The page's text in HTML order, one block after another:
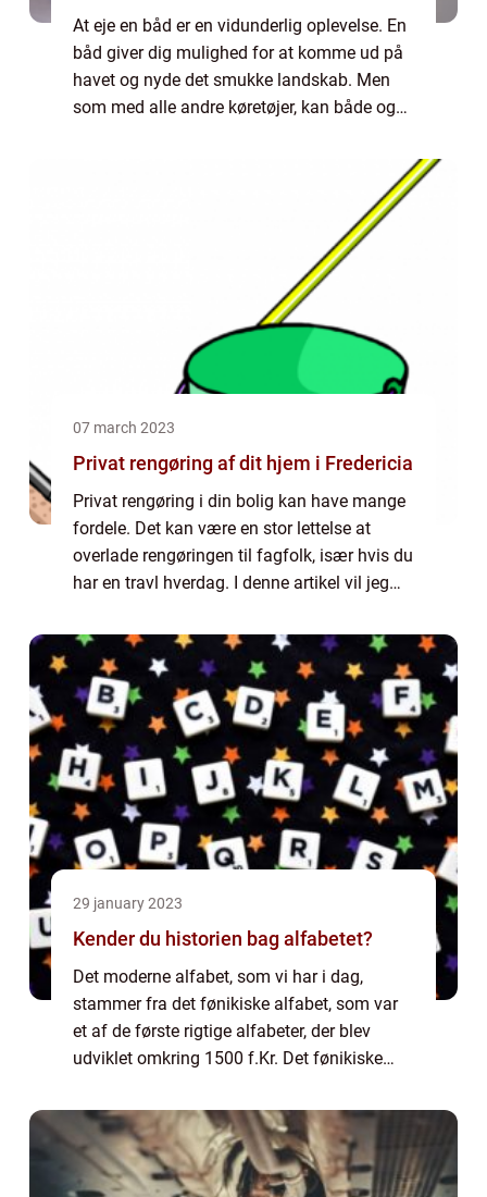
At eje en båd er en vidunderlig oplevelse. En
båd giver dig mulighed for at komme ud på
havet og nyde det smukke landskab. Men
som med alle andre køretøjer, kan både også
07 march 2023
Privat rengøring af dit hjem i Fredericia
Privat rengøring i din bolig kan have mange
fordele. Det kan være en stor lettelse at
overlade rengøringen til fagfolk, især hvis du
har en travl hverdag. I denne artikel vil jeg
professionel rengøring. Hvorfor ...
29 january 2023
Kender du historien bag alfabetet?
Det moderne alfabet, som vi har i dag,
stammer fra det fønikiske alfabet, som var
et af de første rigtige alfabeter, der blev
udviklet omkring 1500 f.Kr. Det fønikiske
handelsfolk i hele Middelhavsområdet i de
følg...